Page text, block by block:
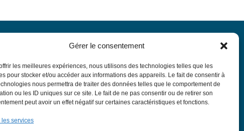
Gérer le consentement
les meilleures expériences, nous utilisons des technologies telles que les
pour stocker et/ou accéder aux informations des appareils. Le fait de consentir à
nous permettra de traiter des données telles que le comportement de
ou les ID uniques sur ce site. Le fait de ne pas consentir ou de retirer son
peut avoir un effet négatif sur certaines caractéristiques et fonctions.
les services